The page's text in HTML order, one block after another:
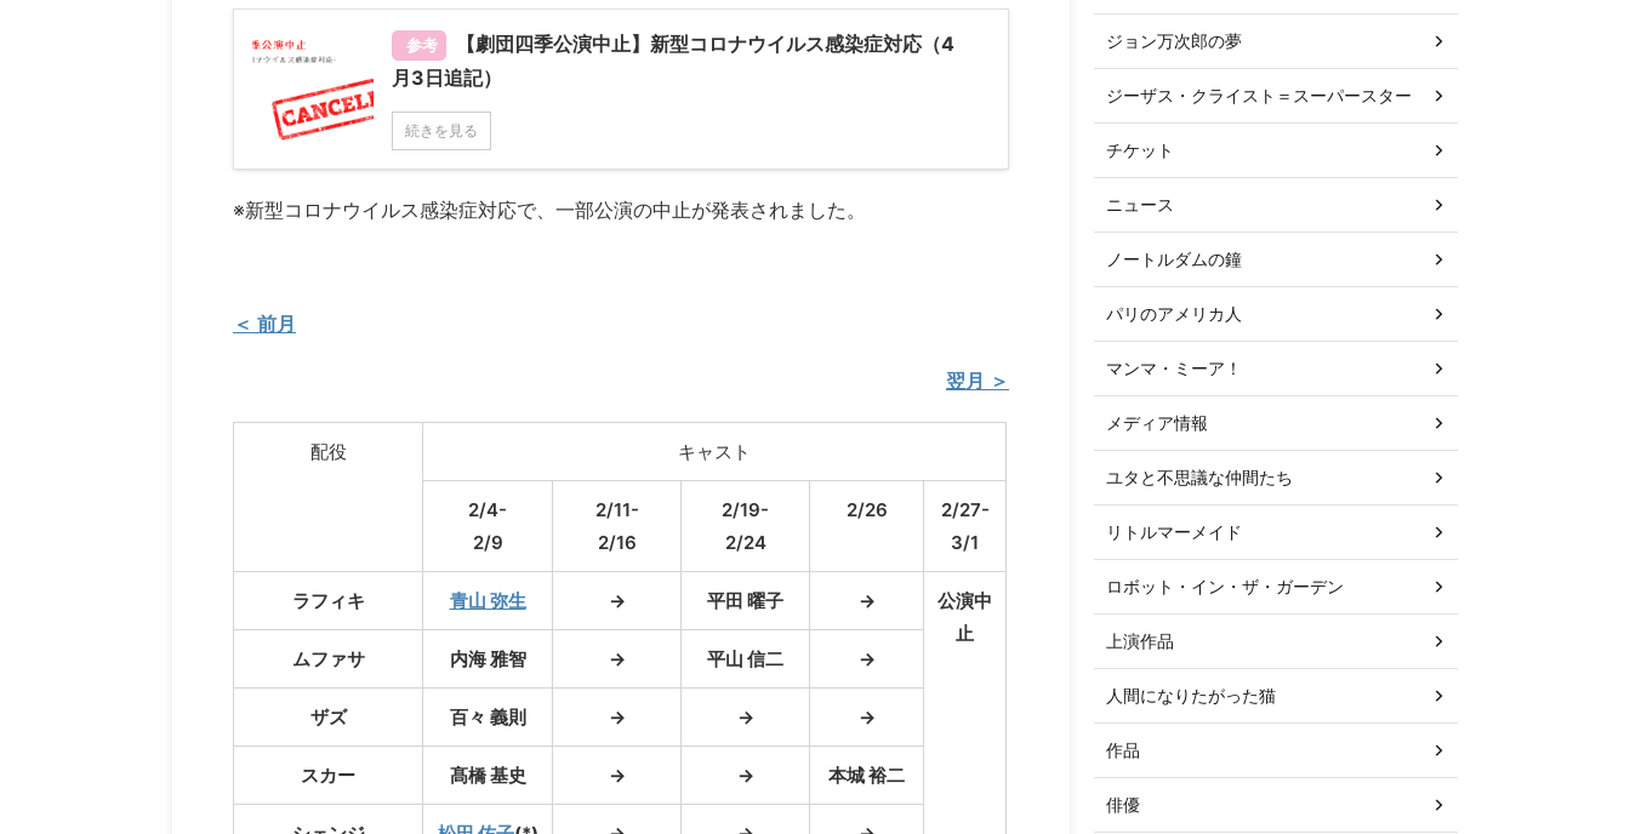
参考
【劇団四季公演中止】新型コロナウイルス感染症対応（4
月3日追記）
続きを見る
※新型コロナウイルス感染症対応で、一部公演の中止が発表されました。
＜ 前月
翌月 ＞
配役 キャスト
2/4-
2/9
2/11-
2/16
2/19-
2/24
2/26
2/27-
3/1
ラフィキ 青山 弥生 → 平田 曜子 →
公演中
止
ムファサ
内海 雅智 → 平山 信二 →
ザズ 百々 義則 → → →
スカー 髙橋 基史 → → 本城 裕二
ジョン万次郎の夢
ジーザス・クライスト＝スーパースター
チケット
ニュース
ノートルダムの鐘
パリのアメリカ人
マンマ・ミーア！
メディア情報
ユタと不思議な仲間たち
リトルマーメイド
ロボット・イン・ザ・ガーデン
上演作品
人間になりたがった猫
作品
俳優